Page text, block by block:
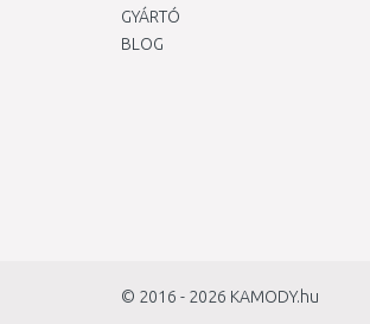
GYÁRTÓ
BLOG
© 2016 - 2026 KAMODY.hu